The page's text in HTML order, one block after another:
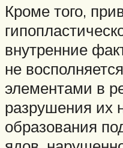
Кроме того,
внутренние
не
элементами в
разрушения их
образования